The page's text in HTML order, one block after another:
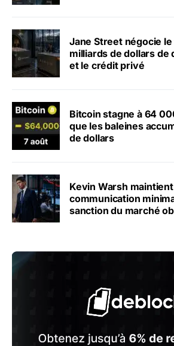
Jane Street négocie
milliards de dollars de
et le crédit privé
Bitcoin stagne à 64
que les baleines
de dollars
Kevin Warsh
communication
sanction du marché